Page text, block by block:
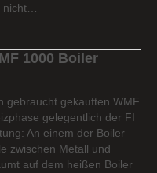
1000 Boiler
gebraucht gekauften WMF
gelegentlich der FI
An einem der Boiler
zwischen Metall und
auf dem heißen Boiler